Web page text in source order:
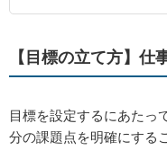
【目標の立て方】仕
目標を設定するにあたっ
分の課題点を明確にする